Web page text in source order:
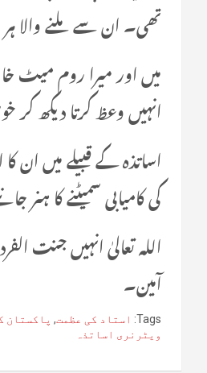
تھی۔ ان سے ملنے والا
میں اور میرا روم میٹ
انہیں وعظ کرتا دیکھ کر
اساتذہ کے قبیلے میں ان
کی کامیابی سمیٹنے کا ہنر
اللہ تعالیٰ انہیں جنت
آمین۔
Tags: استاد کی عظمت, پاکستان
ویٹرنری اساتذہ